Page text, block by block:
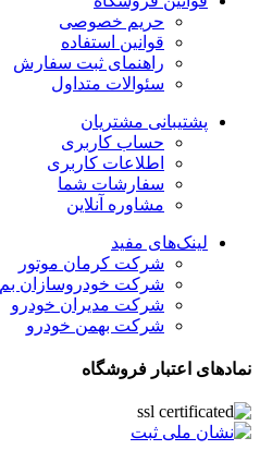
حریم خصوصی
قوانین استفاده
راهنمای ثبت سفارش
سئوالات متداول
پشتیبانی مشتریان
حساب کاربری
اطلاعات کاربری
سفارشات شما
مشاوره آنلاین
لینک‌های مفید
شرکت کرمان موتور
شرکت خودروسازان بم
شرکت مدیران خودرو
شرکت بهمن خودرو
نمادهای اعتبار فروشگاه